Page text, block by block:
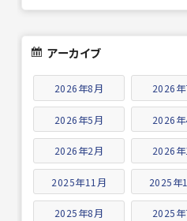
アーカイブ
2026年8月 2026
2026年5月 2026
2026年2月 2026
2025年11月 2025年
2025年8月 2025